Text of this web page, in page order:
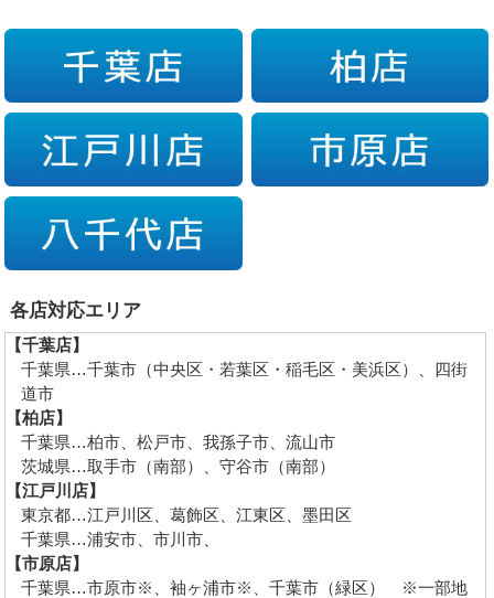
各店対応エリア
【千葉店】
千葉県…千葉市（中央区・若葉区・稲毛区・美浜区）、四街
道市
【柏店】
千葉県…柏市、松戸市、我孫子市、流山市
茨城県…取手市（南部）、守谷市（南部）
【江戸川店】
東京都…江戸川区、葛飾区、江東区、墨田区
千葉県…浦安市、市川市、
【市原店】
千葉県…市原市※、袖ヶ浦市※、千葉市（緑区） ※一部地